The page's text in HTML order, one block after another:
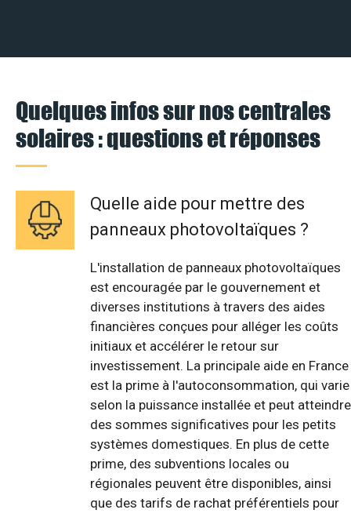
Quelques infos sur nos centrales
solaires : questions et réponses
Quelle aide pour mettre des
panneaux photovoltaïques ?
L'installation de panneaux photovoltaïques
est encouragée par le gouvernement et
diverses institutions à travers des aides
financières conçues pour alléger les coûts
initiaux et accélérer le retour sur
investissement. La principale aide en France
est la prime à l'autoconsommation, qui varie
selon la puissance installée et peut atteindre
des sommes significatives pour les petits
systèmes domestiques. En plus de cette
prime, des subventions locales ou
régionales peuvent être disponibles, ainsi
que des tarifs de rachat préférentiels pour